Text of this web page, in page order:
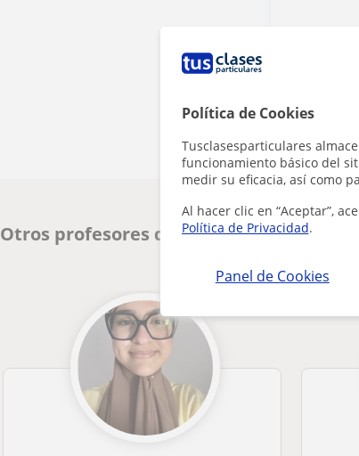
Política de Cookies
Tusclasesparticulares
funcionamiento básico del
medir su eficacia, así como
Al hacer clic en “Aceptar”,
Política de Privacidad.
Panel de Cookies
¿Hay
Otros profesores de Naturales en